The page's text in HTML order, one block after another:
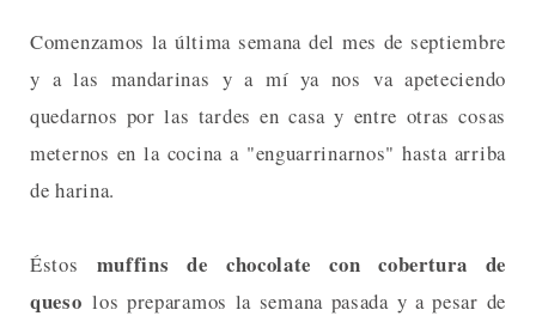
Comenzamos la última semana del mes de septiembre
y a las mandarinas y a mí ya nos va apeteciendo
quedarnos por las tardes en casa y entre otras cosas
meternos en la cocina a "enguarrinarnos" hasta arriba
de harina.
Éstos muffins de chocolate con cobertura de
queso los preparamos la semana pasada y a pesar de